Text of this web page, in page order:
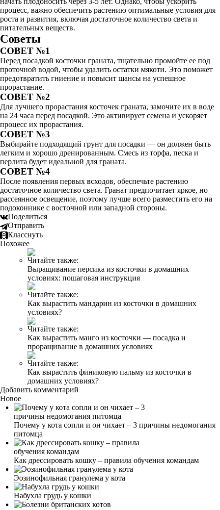
процесс, важно обеспечить растению оптимальные условия для
роста и развития, включая достаточное количество света и
питательных веществ.
Советы
СОВЕТ №1
Перед посадкой косточки граната, тщательно промойте ее под
проточной водой, чтобы удалить остатки мякоти. Это поможет
предотвратить гниение и повысит шансы на успешное
прорастание.
СОВЕТ №2
Для лучшего прорастания косточек граната, замочите их в воде
на 24 часа перед посадкой. Это активирует семена и ускоряет
процесс их прорастания.
СОВЕТ №3
Выбирайте подходящий грунт для посадки — он должен быть
легким и хорошо дренированным. Смесь из торфа, песка и
перлита будет идеальной для граната.
СОВЕТ №4
После появления первых всходов, обеспечьте растению
достаточное количество света. Гранат предпочитает яркое, но
рассеянное освещение, поэтому лучше всего разместить его на
подоконнике с восточной или западной стороны.
Поделиться
Отправить
Класснуть
Похожее
Читайте также:
Выращивание персика из косточки в домашних
условиях: пошаговая инструкция
Читайте также:
Как вырастить мандарин из косточки в домашних
условиях?
Читайте также:
Как вырастить манго из косточки — посадка и
проращивание в домашних условиях
Читайте также:
Как вырастить финиковую пальму из косточки в
домашних условиях?
Добавить комментарий
Новое
Почему у кота сопли и он чихает – 3 причины недомогания
питомца
Как дрессировать кошку – правила обучения командам
Эозинофильная гранулема у кота
Набухла грудь у кошки